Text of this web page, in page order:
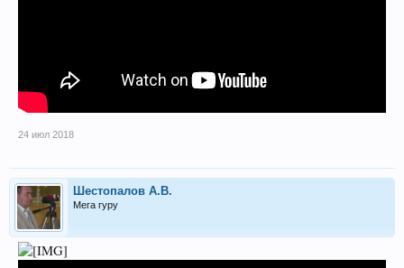
24 июл 2018
Шестопалов А.В.
Мега гуру